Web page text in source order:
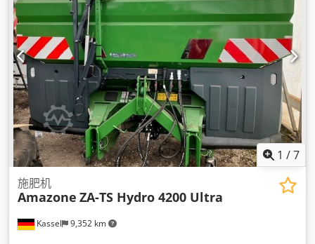
1 /7
Kassel 9,352 km
施肥机
Amazone ZA-TS Hydro 4200 Ultra